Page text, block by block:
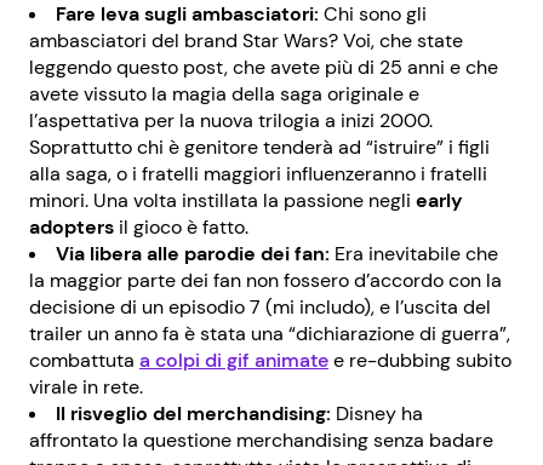
Fare leva sugli ambasciatori: Chi sono gli
ambasciatori del brand Star Wars? Voi, che state
leggendo questo post, che avete più di 25 anni e che
avete vissuto la magia della saga originale e
l’aspettativa per la nuova trilogia a inizi 2000.
Soprattutto chi è genitore tenderà ad “istruire” i figli
alla saga, o i fratelli maggiori influenzeranno i fratelli
minori. Una volta instillata la passione negli early
adopters il gioco è fatto.
Via libera alle parodie dei fan: Era inevitabile che
la maggior parte dei fan non fossero d’accordo con la
decisione di un episodio 7 (mi includo), e l’uscita del
trailer un anno fa è stata una “dichiarazione di guerra”,
combattuta a colpi di gif animatee re-dubbing subito
virale in rete.
Il risveglio del merchandising: Disney ha
affrontato la questione merchandising senza badare